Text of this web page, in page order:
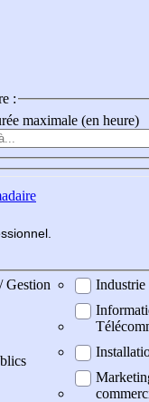
:
maximale (en heure)
Gestion
Industrie